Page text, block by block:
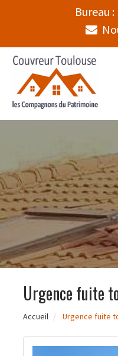
Bureau :
Urgence fuite
Accueil Urgence fuite